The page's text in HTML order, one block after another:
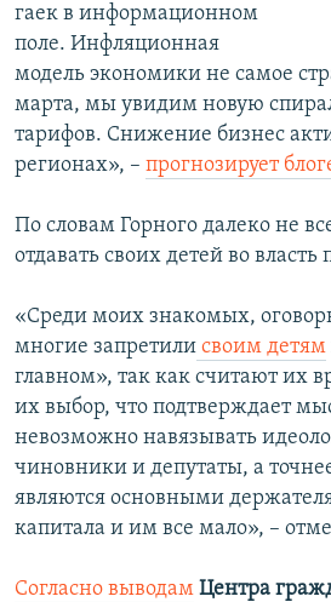
гаек в информационном
поле. Инфляционная
модель экономики не самое
марта, мы увидим новую
тарифов. Снижение бизнес
регионах», – прогнозирует
По словам Горного далеко не
отдавать своих детей во
«Среди моих знакомых,
многие запретили своим детям
главном», так как считают их
их выбор, что подтверждает
невозможно навязывать
чиновники и депутаты, а
являются основными
капитала и им все мало», –
Согласно выводам Центра